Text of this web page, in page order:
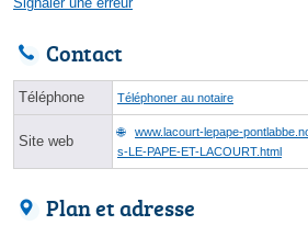
Contact
Téléphone Téléphoner au notaire
Site web
www.lacourt-lepape-
s-LE-PAPE-ET-LACOURT.html
Plan et adresse